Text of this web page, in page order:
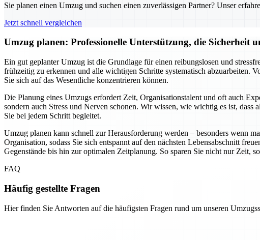
Sie planen einen Umzug und suchen einen zuverlässigen Partner? Unser
Jetzt schnell vergleichen
Umzug planen: Professionelle Unterstützung, die Sicherheit
Ein gut geplanter Umzug ist die Grundlage für einen reibungslosen und
frühzeitig zu erkennen und alle wichtigen Schritte systematisch abzuarbeiten.
Sie sich auf das Wesentliche konzentrieren können.
Die Planung eines Umzugs erfordert Zeit, Organisationstalent und oft auch
sondern auch Stress und Nerven schonen. Wir wissen, wie wichtig es ist,
Sie bei jedem Schritt begleitet.
Umzug planen kann schnell zur Herausforderung werden – besonders wenn
Organisation, sodass Sie sich entspannt auf den nächsten Lebensabschnitt
Gegenstände bis hin zur optimalen Zeitplanung. So sparen Sie nicht nur Zeit,
FAQ
Häufig gestellte Fragen
Hier finden Sie Antworten auf die häufigsten Fragen rund um unseren